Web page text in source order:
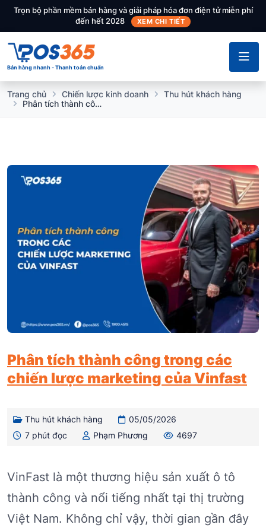
Trọn bộ phần mềm bán hàng và giải pháp hóa đơn điện tử miễn phí
đến hết 2028
XEM CHI TIẾT
Bán hàng nhanh - Thanh toán chuẩn
Trang chủ Chiến lược kinh doanh
Thu hút khách hàng
Phân tích thành công trong các chiến lược marketing của Vinfast
Phân tích thành công trong các
chiến lược marketing của Vinfast
Thu hút khách hàng
05/05/2026
7 phút đọc
Phạm Phương 4697
VinFast là một thương hiệu sản xuất ô tô
thành công và nổi tiếng nhất tại thị trường
Việt Nam. Không chỉ vậy, thời gian gần đây